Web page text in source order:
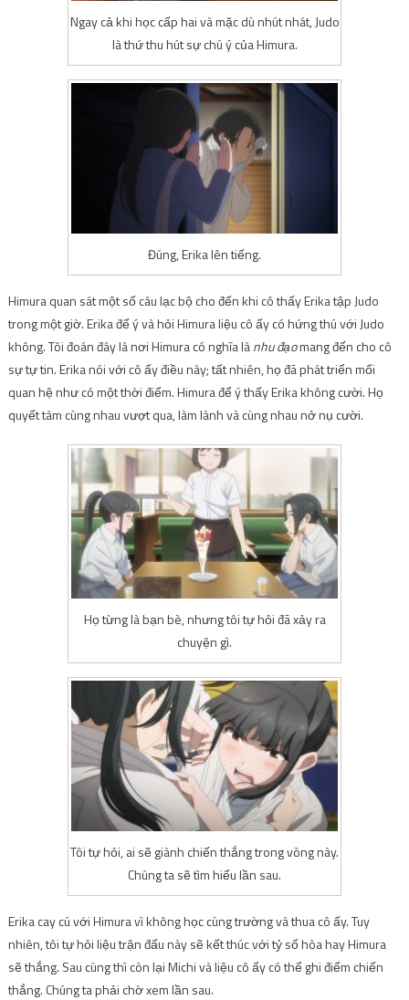
Ngay cả khi học cấp hai và mặc dù nhút nhát, Judo
là thứ thu hút sự chú ý của Himura.
Đúng, Erika lên tiếng.
Himura quan sát một số câu lạc bộ cho đến khi cô thấy Erika tập Judo
trong một giờ. Erika để ý và hỏi Himura liệu cô ấy có hứng thú với Judo
không. Tôi đoán đây là nơi Himura có nghĩa lànhu đạomang đến cho cô
sự tự tin. Erika nói với cô ấy điều này; tất nhiên, họ đã phát triển mối
quan hệ như có một thời điểm. Himura để ý thấy Erika không cười. Họ
quyết tâm cùng nhau vượt qua, làm lành và cùng nhau nở nụ cười.
Họ từng là bạn bè, nhưng tôi tự hỏi đã xảy ra
chuyện gì.
Tôi tự hỏi, ai sẽ giành chiến thắng trong vòng này.
Chúng ta sẽ tìm hiểu lần sau.
Erika cay cú với Himura vì không học cùng trường và thua cô ấy. Tuy
nhiên, tôi tự hỏi liệu trận đấu này sẽ kết thúc với tỷ số hòa hay Himura
sẽ thắng. Sau cùng thì còn lại Michi và liệu cô ấy có thể ghi điểm chiến
thắng. Chúng ta phải chờ xem lần sau.